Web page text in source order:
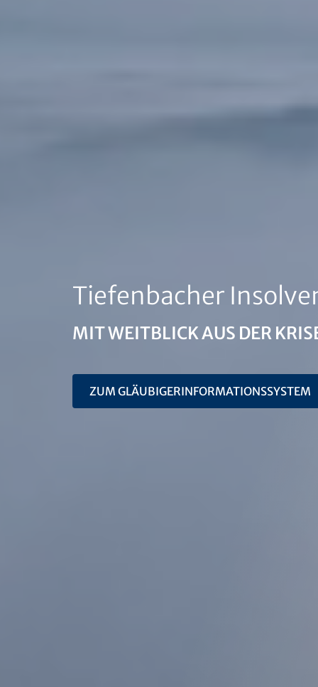
Tiefenbacher
MIT WEITBLICK AUS DER
ZUM GLÄUBIGERINFORMATIONSSYSTEM